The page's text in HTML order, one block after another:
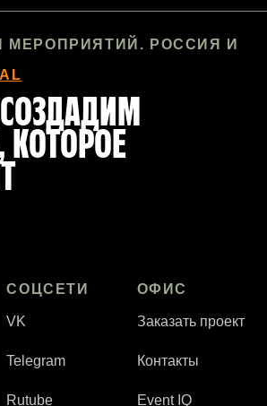
МЕРОПРИЯТИЙ. РОССИЯ И
КОТОРОЕ
СОЦСЕТИ
VK
Telegram
Rutube
ОФИС
Заказать проект
Контакты
Event IQ